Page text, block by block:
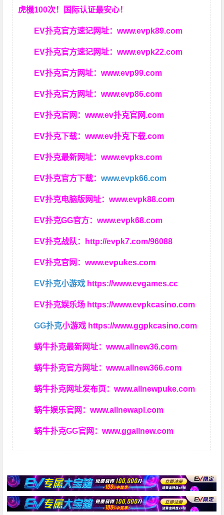
虎機100次！国际认证最安心！
EV扑克官方速记网址：www.evpk89.com
EV扑克官方速记网址：www.evpk22.com
EV扑克官方网址：www.evp99.com
EV扑克官方网址：www.evp86.com
EV扑克官网：www.ev扑克官网.com
EV扑克下载：www.ev扑克下载.com
EV扑克最新网址：www.evpks.com
EV扑克官方下载：www.evpk66.com
EV扑克电脑版网址：www.evpk88.com
EV扑克GG官方：www.evpk68.com
EV扑克战队： http://evpk7.com/96088
EV扑克官网：www.evpukes.com
EV扑克小游戏 https://www.evgames.cc
EV扑克娱乐场 https://www.evpkcasino.com
GG扑克小游戏 https://www.ggpkcasino.com
蜗牛扑克最新网址：www.allnew36.com
蜗牛扑克官方网址：www.allnew366.com
蜗牛扑克网址发布页：www.allnewpuke.com
蜗牛娱乐官网：www.allnewapl.com
蜗牛扑克GG官网：www.ggallnew.com